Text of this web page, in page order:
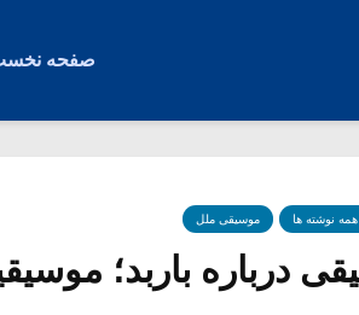
صفحه
همه نوشته ها موسیقی ملل
درباره باربد؛